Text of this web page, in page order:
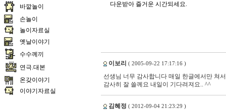
바깥놀이
손놀이
놀이자료실
옛날이야기
수수께끼
연극.대본
온갖이야기
이야기자료실
다운받아 즐거운 시간되세요.
이보리 ( 2005-09-22 17:17:16 )
선생님 너무 감사합니다 매일 한글에서만 쳐
감사히 잘 쓸께요 내일이 기다려져요.. ^^
김혜정 ( 2012-09-04 21:23:29 )